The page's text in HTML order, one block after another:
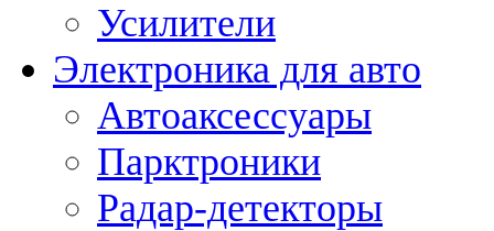
Усилители
Электроника для авто
Автоаксессуары
Парктроники
Радар-детекторы